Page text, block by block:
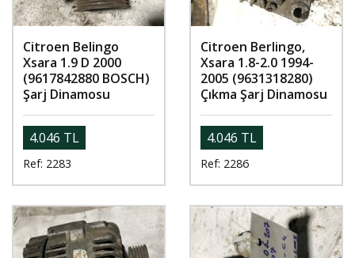
Citroen Belingo
Xsara 1.9 D 2000
(9617842880 BOSCH)
Şarj Dinamosu
4.046 TL
Ref: 2283
Citroen Berlingo,
Xsara 1.8-2.0 1994-
2005 (9631318280)
Çıkma Şarj Dinamosu
4.046 TL
Ref: 2286